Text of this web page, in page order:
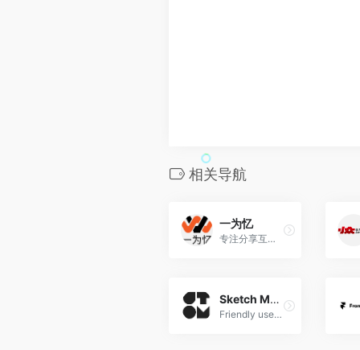
相关导航
一为忆
专注分享互联网最精品内容，包含编程,美术设计，工具软件，包含编程，美术设计，工具软件。
Sketch Measure
Friendly user interface offers you a more intuitive way of making marks.